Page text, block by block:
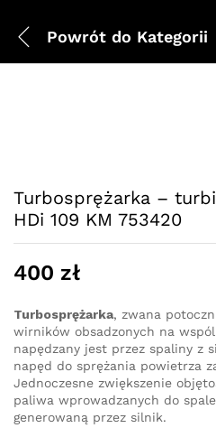
Powrót do Kategorii
Turbosprężarka –
HDi 109 KM 753420
400 zł
Turbosprężarka, zwana
wirników obsadzonych na
napędzany jest przez spaliny z
napęd do sprężania powietrza
Jednoczesne zwiększenie
paliwa wprowadzanych do
generowaną przez silnik.